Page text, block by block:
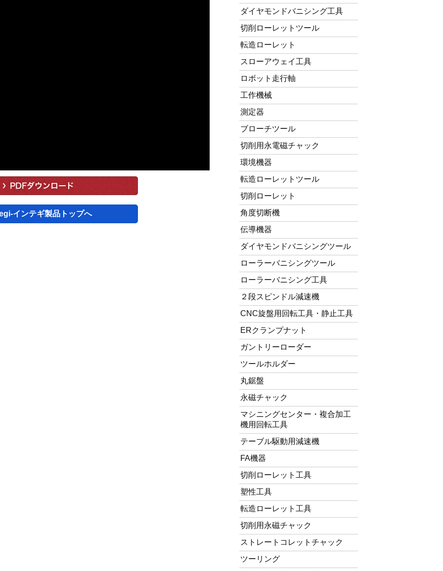
インテギ製品トップへ
ダイヤモンドバニシング工具
切削ローレットツール
転造ローレット
スローアウェイ工具
ロボット走行軸
工作機械
測定器
ブローチツール
切削用永電磁チャック
環境機器
転造ローレットツール
切削ローレット
角度切断機
伝導機器
ダイヤモンドバニシングツール
ローラーバニシングツール
ローラーバニシング工具
２段スピンドル減速機
CNC旋盤用回転工具・静止工具
ERクランプナット
ガントリーローダー
ツールホルダー
丸鋸盤
永磁チャック
マシニングセンター・複合加工
機用回転工具
テーブル駆動用減速機
FA機器
切削ローレット工具
塑性工具
転造ローレット工具
切削用永磁チャック
ストレートコレットチャック
ツーリング